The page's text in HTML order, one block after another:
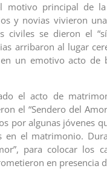
motivo principal de la
y novias vivieron
civiles se dieron el
arribaron al lugar
en un emotivo acto de
el acto de
el “Sendero del
por algunas jóvenes
en el matrimonio.
para colocar los
en presencia